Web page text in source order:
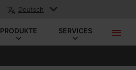
Deutsch
PRODUKTE SERVICES